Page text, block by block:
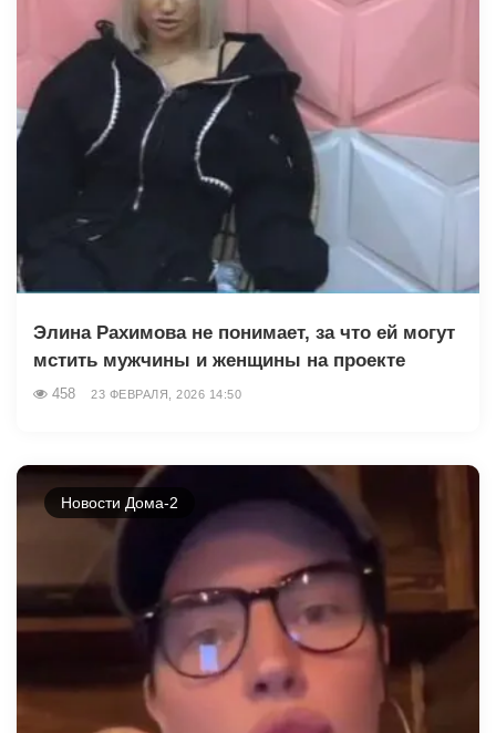
Элина Рахимова не понимает, за что ей могут
мстить мужчины и женщины на проекте
458 23 ФЕВРАЛЯ, 2026 14:50
Новости Дома-2